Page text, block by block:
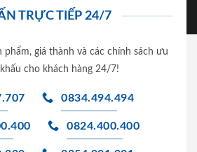
TRỰC TIẾP 24/7
giá thành và các chính sách ưu
cho khách hàng 24/7!
0834.494.494
0824.400.400